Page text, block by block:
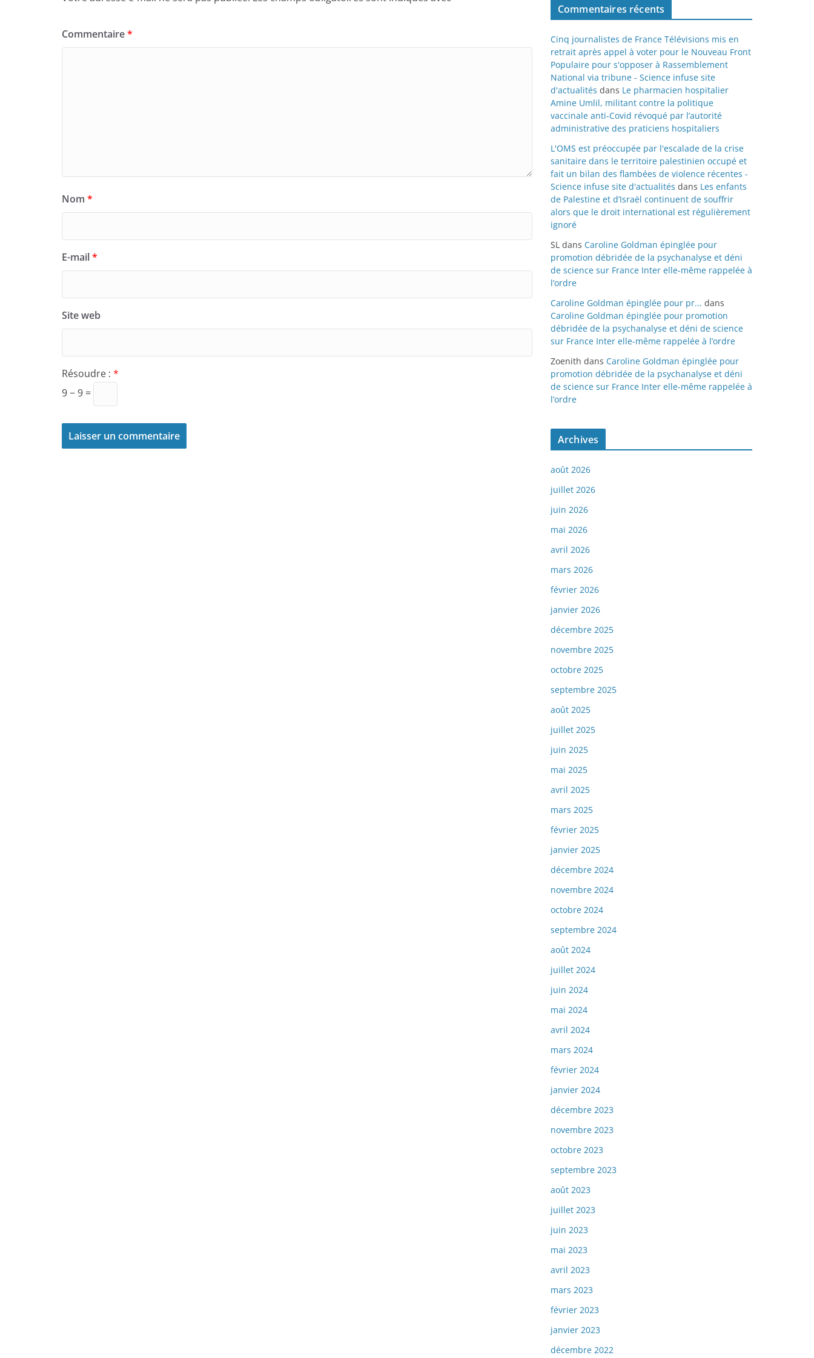
Commentaire*
Nom *
E-mail*
Site web
Résoudre : *
9 − 9 =
Commentaires récents
Cinq journalistes de France Télévisions mis en
retrait après appel à voter pour le Nouveau Front
Populaire pour s'opposer à Rassemblement
National via tribune - Science infuse site
d'actualités dans Le pharmacien hospitalier
Amine Umlil, militant contre la politique
vaccinale anti-Covid révoqué par l’autorité
administrative des praticiens hospitaliers
L'OMS est préoccupée par l'escalade de la crise
sanitaire dans le territoire palestinien occupé et
fait un bilan des flambées de violence récentes -
Science infuse site d'actualités dans Les enfants
de Palestine et d’Israël continuent de souffrir
alors que le droit international est régulièrement
ignoré
SL dans Caroline Goldman épinglée pour
promotion débridée de la psychanalyse et déni
de science sur France Inter elle-même rappelée à
l’ordre
Caroline Goldman épinglée pour pr... dans
Caroline Goldman épinglée pour promotion
débridée de la psychanalyse et déni de science
sur France Inter elle-même rappelée à l’ordre
Zoenith dans Caroline Goldman épinglée pour
promotion débridée de la psychanalyse et déni
de science sur France Inter elle-même rappelée à
l’ordre
Archives
août 2026
juillet 2026
juin 2026
mai 2026
avril 2026
mars 2026
février 2026
janvier 2026
décembre 2025
novembre 2025
octobre 2025
septembre 2025
août 2025
juillet 2025
juin 2025
mai 2025
avril 2025
mars 2025
février 2025
janvier 2025
décembre 2024
novembre 2024
octobre 2024
septembre 2024
août 2024
juillet 2024
juin 2024
mai 2024
avril 2024
mars 2024
février 2024
janvier 2024
décembre 2023
novembre 2023
octobre 2023
septembre 2023
août 2023
juillet 2023
juin 2023
mai 2023
avril 2023
mars 2023
février 2023
janvier 2023
décembre 2022